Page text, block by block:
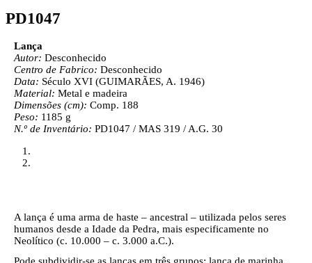
PD1047
Lança
Autor: Desconhecido
Centro de Fabrico: Desconhecido
Data: Século XVI (GUIMARÃES, A. 1946)
Material: Metal e madeira
Dimensões (cm): Comp. 188
Peso: 1185 g
N.º de Inventário: PD1047 / MAS 319 / A.G. 30
A lança é uma arma de haste – ancestral – utilizada pelos seres
humanos desde a Idade da Pedra, mais especificamente no
Neolítico (c. 10.000 – c. 3.000 a.C.).